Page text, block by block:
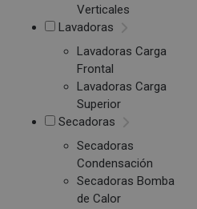
Verticales
Lavadoras
Lavadoras Carga
Frontal
Lavadoras Carga
Superior
Secadoras
Secadoras
Condensación
Secadoras Bomba
de Calor